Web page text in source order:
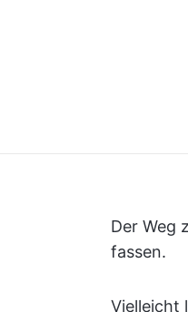
Der Weg
fassen.
Vielleicht